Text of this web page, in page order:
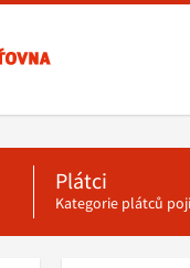
Plátci
Kategorie plátců